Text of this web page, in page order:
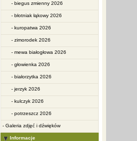
- biegus zmienny 2026
- błotniak łąkowy 2026
- kuropatwa 2026
- zimorodek 2026
- mewa białogłowa 2026
- głowienka 2026
- białorzytka 2026
- jerzyk 2026
- kulczyk 2026
- potrzeszcz 2026
- Galeria zdjęć i dźwięków
Informacje